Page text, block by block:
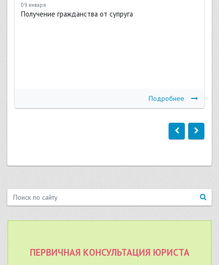
09 января
Получение гражданства от супруга
Подробнее
ПЕРВИЧНАЯ КОНСУЛЬТАЦИЯ ЮРИСТА